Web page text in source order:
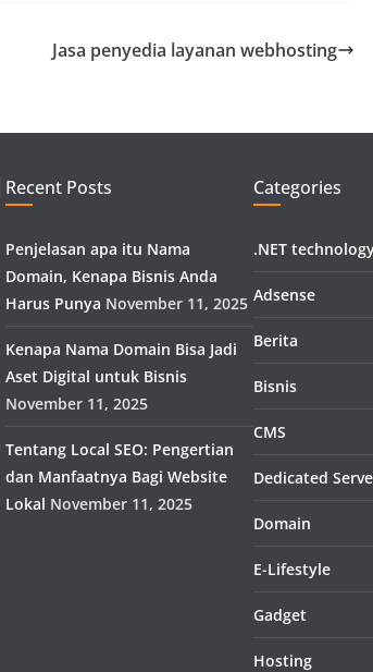
Jasa penyedia layanan webhosting
Recent Posts
Penjelasan apa itu Nama
Domain, Kenapa Bisnis Anda
Harus Punya November 11, 2025
Kenapa Nama Domain Bisa Jadi
Aset Digital untuk Bisnis
November 11, 2025
Tentang Local SEO: Pengertian
dan Manfaatnya Bagi Website
Lokal November 11, 2025
Categories
.NET
Adsense
Berita
Bisnis
CMS
Dedicated
Domain
E-Lifestyle
Gadget
Hosting